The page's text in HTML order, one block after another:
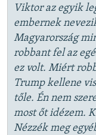
Viktor az egyik
embernek
Magyarország
robbant fel az
ez volt. Miért
Trump kellene
tőle. Én nem
most őt idézem.
Nézzék meg